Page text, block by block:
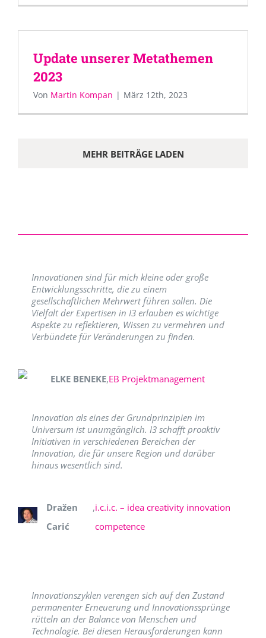
Update unserer Metathemen
2023
Von Martin Kompan | März 12th, 2023
MEHR BEITRÄGE LADEN
Innovationen sind für mich kleine oder große
Entwicklungsschritte, die zu einem
gesellschaftlichen Mehrwert führen sollen. Die
Vielfalt der Expertisen in I3 erlauben es wichtige
Aspekte zu reflektieren, Wissen zu vermehren und
Verbündete für Veränderungen zu finden.
ELKE BENEKE,EB Projektmanagement
Innovation als eines der Grundprinzipien im
Universum ist unumgänglich. I3 schafft proaktiv
Initiativen in verschiedenen Bereichen der
Innovation, die für unsere Region und darüber
hinaus wesentlich sind.
Dražen
Carić
,i.c.i.c. – idea creativity innovation
competence
Innovationszyklen verengen sich auf den Zustand
permanenter Erneuerung und Innovationssprünge
rütteln an der Balance von Menschen und
Technologie. Bei diesen Herausforderungen kann